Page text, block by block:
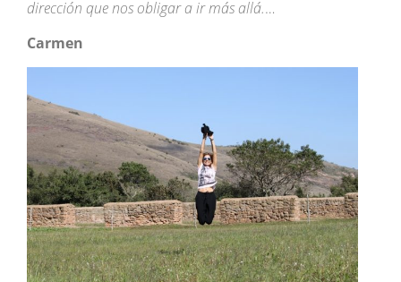
dirección que nos obligar a irmás allá.…
Carmen